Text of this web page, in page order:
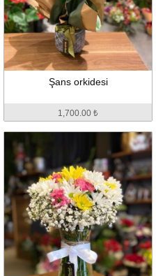
Şans orkidesi
1,700.00 ₺